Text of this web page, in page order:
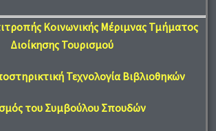
Κοινωνικής Μέριμνας Τμήματος
Διοίκησης Τουρισμού
Τεχνολογία Βιβλιοθηκών
του Συμβούλου Σπουδών